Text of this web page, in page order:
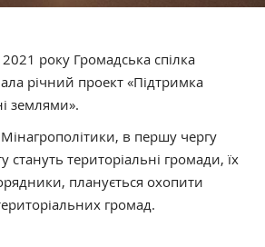
року Громадська спілка
річний проект «Підтримка
землями».
в першу чергу
стануть територіальні громади, їх
планується охопити
громад.